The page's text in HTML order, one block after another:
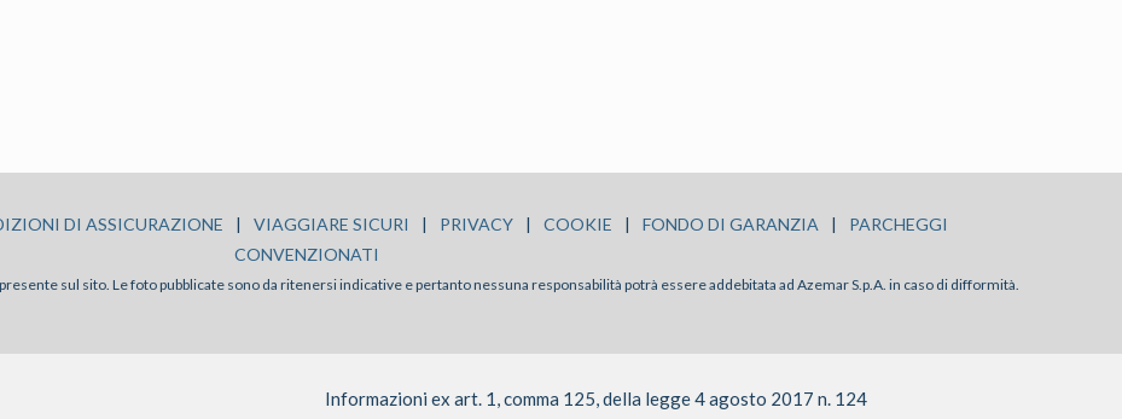
DI ASSICURAZIONE | VIAGGIARE SICURI | PRIVACY | COOKIE | FONDO DI GARANZIA |
PARCHEGGI
CONVENZIONATI
sul sito. Le foto pubblicate sono da ritenersi indicative e pertanto nessuna responsabilità potrà essere addebitata ad Azemar S.p.A. in caso di difformità.
Informazioni ex art. 1, comma 125, della legge 4 agosto 2017 n. 124